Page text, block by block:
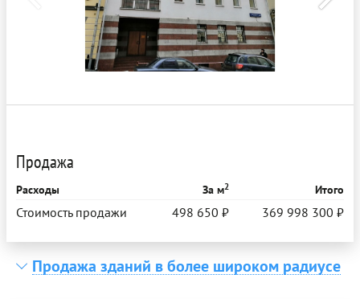
Продажа
Расходы За м2 Итого
Стоимость продажи 498 650 ₽ 369 998 300 ₽
Продажа зданий в более широком радиусе